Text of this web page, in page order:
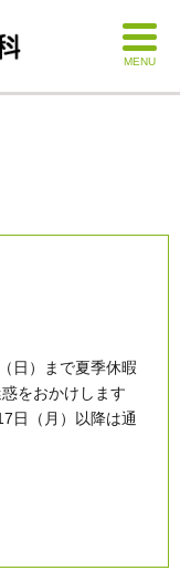
MENU
日）まで夏季休暇
をおかけします
日（月）以降は通